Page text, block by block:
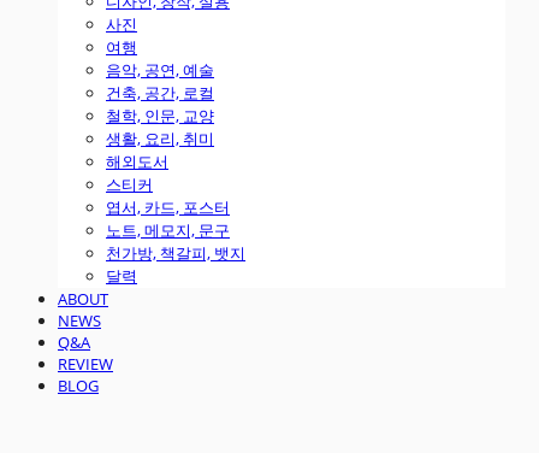
사진
여행
음악, 공연, 예술
건축, 공간, 로컬
철학, 인문, 교양
생활, 요리, 취미
해외도서
스티커
엽서, 카드, 포스터
노트, 메모지, 문구
천가방, 책갈피, 뱃지
달력
ABOUT
NEWS
Q&A
REVIEW
BLOG